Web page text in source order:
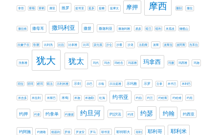
拿答 拿顺 拿鹤 挪亚 推罗 提哥亚 提多 提幔 提摩太 摩押 摩西 撒刻 撒拉
撒拉铁 撒母耳 撒玛利亚 撒督 撒迦利亚 撒迦利雅 易多 暗兰 暗利 末底改 橄榄山
欣嫩子谷 歌珊 比利洗 比拉 比拿雅 比珥 汲沦溪 沙仑 沙番 沙龙 法勒斯 波斯 波斯拉 波阿斯 洗革拉
洗鲁雅 犹大 犹太 玛代 玛吉 玛哈念 玛基雅 玛拿西 玛撒 玛西雅 玛迦
琐拉 琐珥 睚珥 矶法 示利米雅 示剑 示巴 示每 示法提雅 示玛雅 示罗 立拿 米书兰 米利巴
米吉多 米拉利 米斯巴 米甸 米迦 米迦勒 红海 约书亚 约伯 约兰 约哈斯 约哈难 约坦
约押 约拿 约拿单 约撒拔 约旦河 约沙法 约珥 约瑟 约翰 约西亚
约阿施 约雅敬 细基利 罗得 罗波安 罗马 耶书亚 耶何耶大 耶利 耶利哥 耶利米